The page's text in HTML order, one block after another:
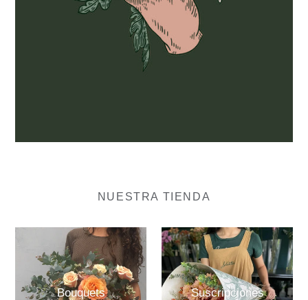
NUESTRA TIENDA
Bouquets Suscripciones